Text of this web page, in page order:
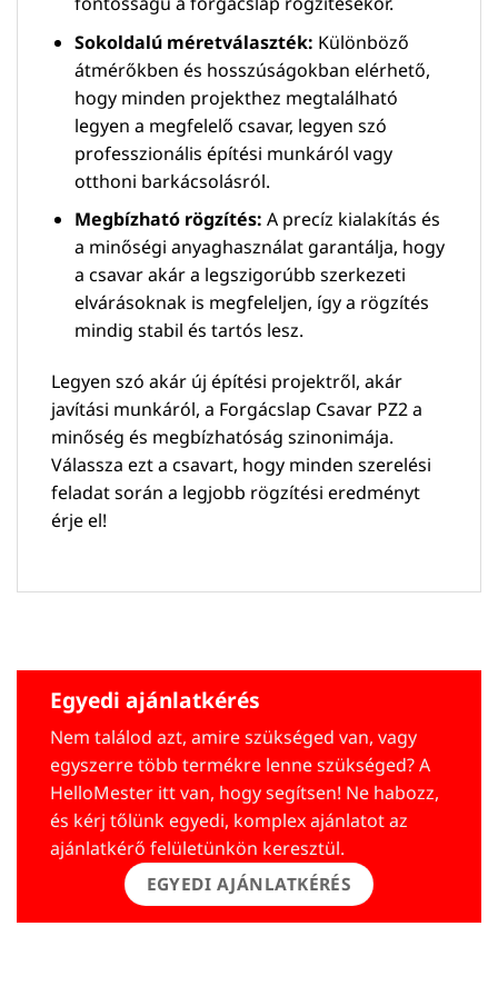
Sokoldalú méretválaszték: Különböző
átmérőkben és hosszúságokban elérhető,
hogy minden projekthez megtalálható
legyen a megfelelő csavar, legyen szó
professzionális építési munkáról vagy
otthoni barkácsolásról.
Megbízható rögzítés: A precíz kialakítás és
a minőségi anyaghasználat garantálja, hogy
a csavar akár a legszigorúbb szerkezeti
elvárásoknak is megfeleljen, így a rögzítés
mindig stabil és tartós lesz.
Legyen szó akár új építési projektről, akár
javítási munkáról, a Forgácslap Csavar PZ2 a
minőség és megbízhatóság szinonimája.
Válassza ezt a csavart, hogy minden szerelési
feladat során a legjobb rögzítési eredményt
érje el!
Egyedi ajánlatkérés
Nem találod azt, amire szükséged van, vagy
egyszerre több termékre lenne szükséged? A
HelloMester itt van, hogy segítsen! Ne habozz,
és kérj tőlünk egyedi, komplex ajánlatot az
ajánlatkérő felületünkön keresztül.
EGYEDI AJÁNLATKÉRÉS